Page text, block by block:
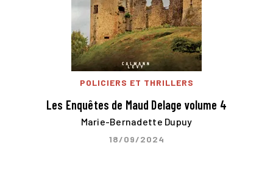
POLICIERS ET THRILLERS
Les Enquêtes de Maud Delage volume 4
Marie-Bernadette Dupuy
18/09/2024